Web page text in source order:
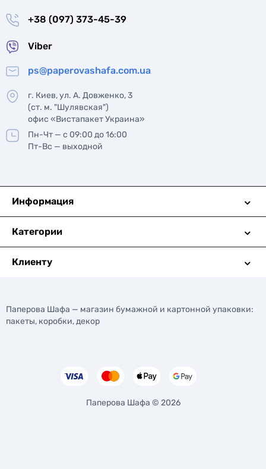
+38 (097) 373-45-39
Viber
ps@paperovashafa.com.ua
г. Киев, ул. А. Довженко, 3
(ст. м. "Шулявская")
офис «Вистапакет Украина»
Пн-Чт — с 09:00 до 16:00
Пт-Вс — выходной
Информация
Категории
Клиенту
Паперова Шафа — магазин бумажной и картонной упаковки:
пакеты, коробки, декор
Паперова Шафа © 2026